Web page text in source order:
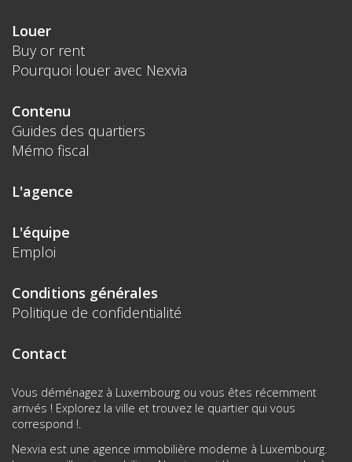
Louer
Buy or rent
Pourquoi louer avec Nexvia
Contenu
Guides des quartiers
Mémo fiscal
L'agence
L'équipe
Emploi
Conditions générales
Politique de confidentialité
Contact
Vous déménagez à Luxembourg ou vous êtes récemment
arrivés ! Explorez la ville et trouvez le quartier qui vous
correspond !.
Nexvia est une agence immobilière moderne à Luxembourg.